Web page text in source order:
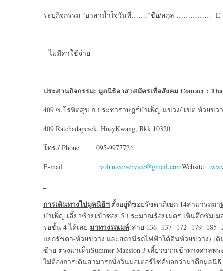
ระบุกิจกรรม “อาสาน้ำใจวันที่…….”ชื่อ/สกุล ……………
– ไม่มีค่าใช้จ่าย
ประสานกิจกรรม: มูลนิธิอาสาสมัครเพื่อสังคม Contact :
409 ซ.โรหิตสุข ถ.ประชาราษฎร์บำเพ็ญ แขวง/ เขต ห้วยขวา
409 Ratchadapesek, HuayKwang, Bkk 10320
โทร./ Phone 095-9977724
E-mail volunteerservice@gmail.comWebsite
การเดินทางไปมูลนิธิฯ ตั้งอยู่ที่ซอยรัชดาภิเษก 14สามารถมา
บำเพ็ญ เลี้ยวซ้ายเข้าซอย 5 ประมาณร้อยเมตร เห็นตึกซัม
รอชั้น 4 ได้เลย มาทางรถเมล์(สาย 136 137 172 179 185
แยกรัชดา-ห้วยขวาง และสถานีรถไฟฟ้าใต้ดินห้วยขวาง) เ
ซ้าย ตรงมาเห็นSummer Mansion 3 เลี้ยวขวาเข้าทางศา
ไม่ต้องการเดินสามารถนั่งวินมอเตอร์ไซค์บอกว่ามาตึกมู